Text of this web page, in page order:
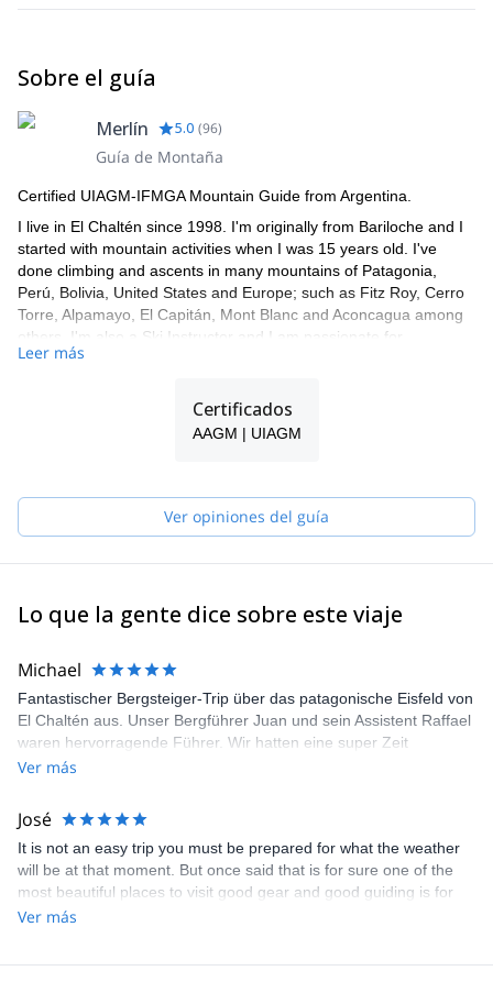
Campamento en "Laguna Toro". Comidas: Desayuno,
llegar el siguiente día a "Bahía Túnel" ("Traslado en bote es
Sobre el guía
Merlín 5.0 (96)
Guía de Montaña
Certified UIAGM-IFMGA Mountain Guide from Argentina.
I live in El Chaltén since 1998. I'm originally from Bariloche and I
started with mountain activities when I was 15 years old. I've
done climbing and ascents in many mountains of Patagonia,
Perú, Bolivia, United States and Europe; such as Fitz Roy, Cerro
Torre, Alpamayo, El Capitán, Mont Blanc and Aconcagua among
others. I'm also a Ski Instructor and I am passionate for
backcountry ski.
trips and expeditions for more than 20 years. I work together with
a group of guides, so if I'm not available for the trip you request,
Leer más
Certificados
AAGM | UIAGM
Ver opiniones del guía
Lo que la gente dice sobre este viaje
Michael
Fantastischer Bergsteiger-Trip über das patagonische Eisfeld von
El Chaltén aus. Unser Bergführer Juan und sein Assistent Raffael
waren hervorragende Führer. Wir hatten eine super Zeit
zusammen. Die Tour ist körperlich sehr anspruchsvoll, ein echtes
zusammen 2,5 Tage auf einer chilenischen Hütte ohne
Heizmöglichkeit Weihnachten feiern. Juan und Raffa haben uns
am 24.12. sogar Pizza auf dem Gaskocher gebacken! Das Wetter
klarte auf und wir konnten auf das Eisfeld gehen. Die Blicke auf
den Cerro Torre und FitzRoy waren atemberaubend schön! Die
gesamte Organisation über Merlin und sein Büro sowie mit Juan
Ver más
José
It is not an easy trip you must be prepared for what the weather
will be at that moment. But once said that is for sure one of the
most beautiful places to visit good gear and good guiding is for
sure a good start.
Ver más